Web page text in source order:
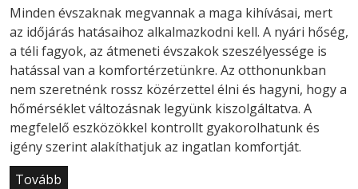
Minden évszaknak megvannak a maga kihívásai, mert
az időjárás hatásaihoz alkalmazkodni kell. A nyári hőség,
a téli fagyok, az átmeneti évszakok szeszélyessége is
hatással van a komfortérzetünkre. Az otthonunkban
nem szeretnénk rossz közérzettel élni és hagyni, hogy a
hőmérséklet változásnak legyünk kiszolgáltatva. A
megfelelő eszközökkel kontrollt gyakorolhatunk és
igény szerint alakíthatjuk az ingatlan komfortját.
Tovább